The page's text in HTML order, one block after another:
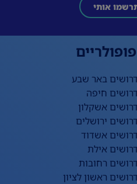
אותי
דרושים באר שבע
דרושים חיפה
דרושים אשקלון
דרושים ירושלים
דרושים אשדוד
דרושים אילת
דרושים רחובות
דרושים ראשון לציון